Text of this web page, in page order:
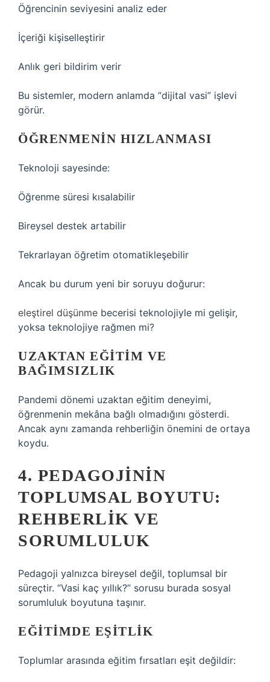
Öğrencinin seviyesini analiz eder
İçeriği kişiselleştirir
Anlık geri bildirim verir
Bu sistemler, modern anlamda “dijital vasi” işlevi
görür.
ÖĞRENMENIN HIZLANMASI
Teknoloji sayesinde:
Öğrenme süresi kısalabilir
Bireysel destek artabilir
Tekrarlayan öğretim otomatikleşebilir
Ancak bu durum yeni bir soruyu doğurur:
eleştirel düşünme becerisi teknolojiyle mi gelişir,
yoksa teknolojiye rağmen mi?
UZAKTAN EĞITIM VE
BAĞIMSIZLIK
Pandemi dönemi uzaktan eğitim deneyimi,
öğrenmenin mekâna bağlı olmadığını gösterdi.
Ancak aynı zamanda rehberliğin önemini de ortaya
koydu.
4. PEDAGOJININ
TOPLUMSAL BOYUTU:
REHBERLIK VE
SORUMLULUK
Pedagoji yalnızca bireysel değil, toplumsal bir
süreçtir. “Vasi kaç yıllık?” sorusu burada sosyal
sorumluluk boyutuna taşınır.
EĞITIMDE EŞITLIK
Toplumlar arasında eğitim fırsatları eşit değildir: